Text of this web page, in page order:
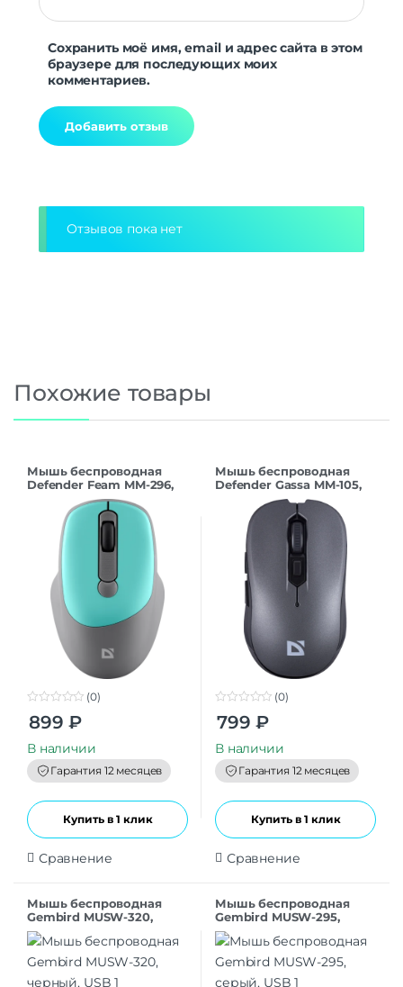
Сохранить моё имя, email и адрес сайта в этом
браузере для последующих моих
комментариев.
Отзывов пока нет
Похожие товары
Мышь беспроводная
Defender Feam MM-296,
o
t
o
f
5
(0)
899 ₽
В наличии
Гарантия 12 месяцев
Купить в 1 клик
Сравнение
Мышь беспроводная
Defender Gassa MM-105,
серый (арт.52104)
o
t
o
f
5
(0)
799 ₽
В наличии
Гарантия 12 месяцев
Купить в 1 клик
Сравнение
Мышь беспроводная
Gembird MUSW-320,
черный, USB
Мышь беспроводная
Gembird MUSW-295,
серый, USB